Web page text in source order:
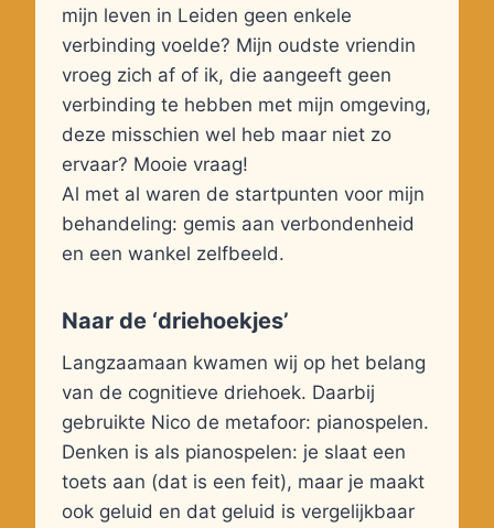
mijn leven in Leiden geen enkele
verbinding voelde? Mijn oudste vriendin
vroeg zich af of ik, die aangeeft geen
verbinding te hebben met mijn omgeving,
deze misschien wel heb maar niet zo
ervaar? Mooie vraag!
Al met al waren de startpunten voor mijn
behandeling: gemis aan verbondenheid
en een wankel zelfbeeld.
Naar de ‘driehoekjes’
Langzaamaan kwamen wij op het belang
van de cognitieve driehoek. Daarbij
gebruikte Nico de metafoor: pianospelen.
Denken is als pianospelen: je slaat een
toets aan (dat is een feit), maar je maakt
ook geluid en dat geluid is vergelijkbaar